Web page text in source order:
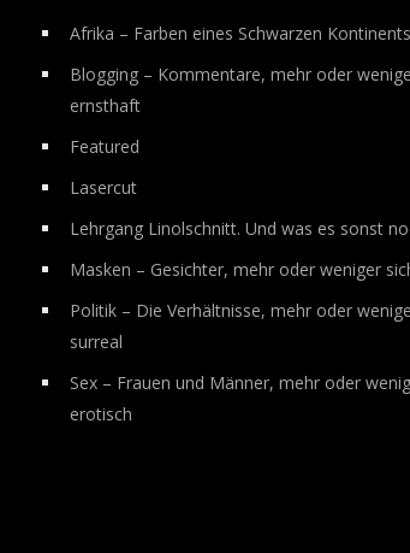
Afrika – Farben eines Schwarzen Kontinents
Blogging – Kommentare, mehr oder
ernsthaft
Featured
Lasercut
Lehrgang Linolschnitt. Und was es sonst
Masken – Gesichter, mehr oder weniger
Politik – Die Verhältnisse, mehr oder
surreal
Sex – Frauen und Männer, mehr oder
erotisch